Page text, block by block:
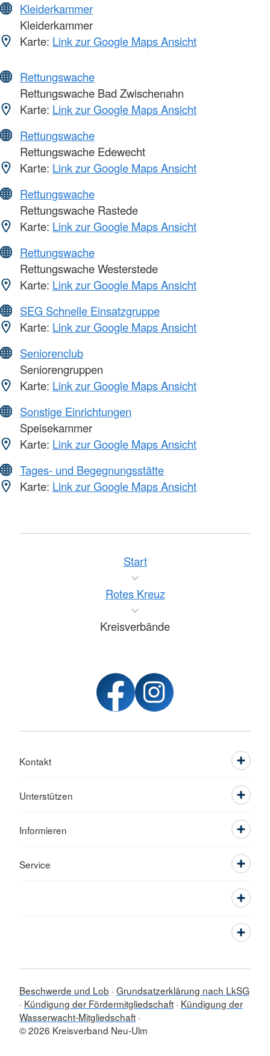
Kleiderkammer
Kleiderkammer
Karte: Link zur Google Maps Ansicht
Rettungswache
Rettungswache Bad Zwischenahn
Karte: Link zur Google Maps Ansicht
Rettungswache
Rettungswache Edewecht
Karte: Link zur Google Maps Ansicht
Rettungswache
Rettungswache Rastede
Karte: Link zur Google Maps Ansicht
Rettungswache
Rettungswache Westerstede
Karte: Link zur Google Maps Ansicht
SEG Schnelle Einsatzgruppe
Karte: Link zur Google Maps Ansicht
Seniorenclub
Seniorengruppen
Karte: Link zur Google Maps Ansicht
Sonstige Einrichtungen
Speisekammer
Karte: Link zur Google Maps Ansicht
Tages- und Begegnungsstätte
Karte: Link zur Google Maps Ansicht
Start
Rotes Kreuz
Kreisverbände
Kontakt
Unterstützen
Informieren
Service
Beschwerde und Lob Grundsatzerklärung nach LkSG
Kündigung der Fördermitgliedschaft Kündigung der
Wasserwacht-Mitgliedschaft
© 2026 Kreisverband Neu-Ulm